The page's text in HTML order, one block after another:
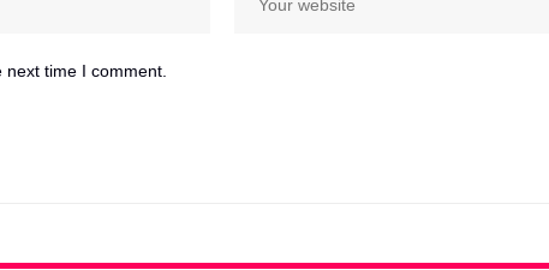
time I comment.